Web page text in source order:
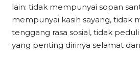
lain: tidak mempunyai sopan
mempunyai kasih sayang, tidak
tenggang rasa sosial, tidak
yang penting dirinya selamat